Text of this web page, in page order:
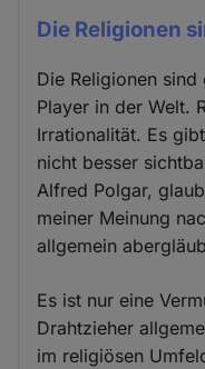
Die Religionen
Die Religionen
Player in der Welt.
Irrationalität. Es
nicht besser
Alfred Polgar,
meiner Meinung
allgemein
Es ist nur eine
Drahtzieher
im religiösen